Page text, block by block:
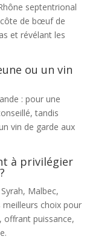
septentrional
de bœuf de
et révélant les
ou un vin
: pour une
tandis
vin de garde aux
à privilégier
Malbec,
choix pour
offrant puissance,